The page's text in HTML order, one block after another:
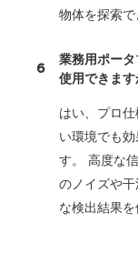
物体を探索で
6
業務用ポー
使用できます
はい、プロ
い環境でも
す。 高度な
のノイズや
な検出結果を